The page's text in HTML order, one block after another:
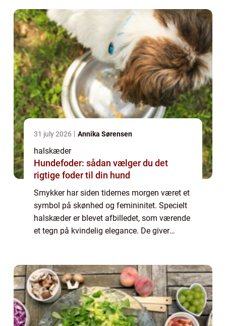
31 july 2026 Annika Sørensen
halskæder
Hundefoder: sådan vælger du det
rigtige foder til din hund
Smykker har siden tidernes morgen været et
symbol på skønhed og femininitet. Specielt
halskæder er blevet afbilledet, som værende
et tegn på kvindelig elegance. De giver